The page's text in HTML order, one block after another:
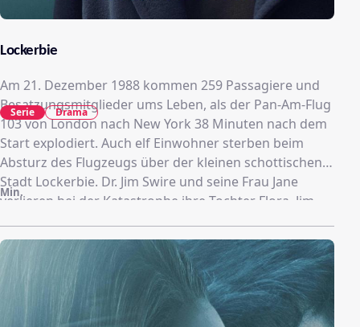
Lockerbie
Am 21. Dezember 1988 kommen 259 Passagiere und
Besatzungsmitglieder ums Leben, als der Pan-Am-Flug
103 von London nach New York 38 Minuten nach dem
Start explodiert. Auch elf Einwohner sterben beim
Absturz des Flugzeugs über der kleinen schottischen
Stadt Lockerbie. Dr. Jim Swire und seine Frau Jane
verlieren bei der Katastrophe ihre Tochter Flora. Jim
ernannt, die gemeinsam Wahrheit und Gerechtigkeit
fordern. In dieser Mission reist er um die Welt und
setzt sich über politische Grenzen hinweg, riskiert
dafür sogar seine Gesundheit und sein Familienleben.
Schließlich verändert sich seine Sicht auf die Welt für
Min.
Serie Drama